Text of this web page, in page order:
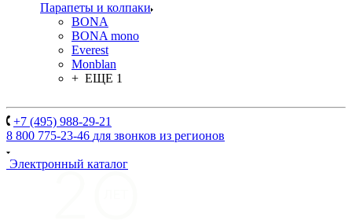
Парапеты и колпаки
BONA
BONA mono
Everest
Monblan
+ ЕЩЕ 1
+7 (495) 988-29-21
8 800 775-23-46 для звонков из регионов
Электронный каталог